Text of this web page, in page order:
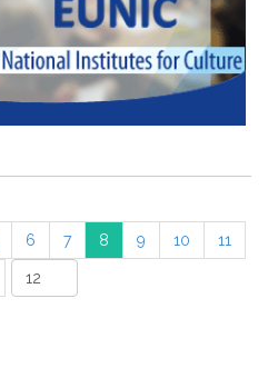
6 7 8 9 10 11